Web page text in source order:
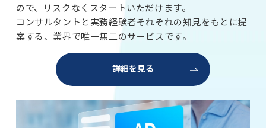
ので、リスクなくスタートいただけます。
コンサルタントと実務経験者それぞれの知見をもとに提
案する、業界で唯一無二のサービスです。
詳細を見る